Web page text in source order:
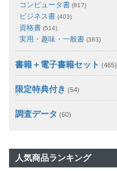
コンピュータ書 (817)
ビジネス書 (403)
資格書 (514)
実用・趣味・一般書 (383)
書籍＋電子書籍セット (465)
限定特典付き (54)
調査データ (60)
人気商品ランキング